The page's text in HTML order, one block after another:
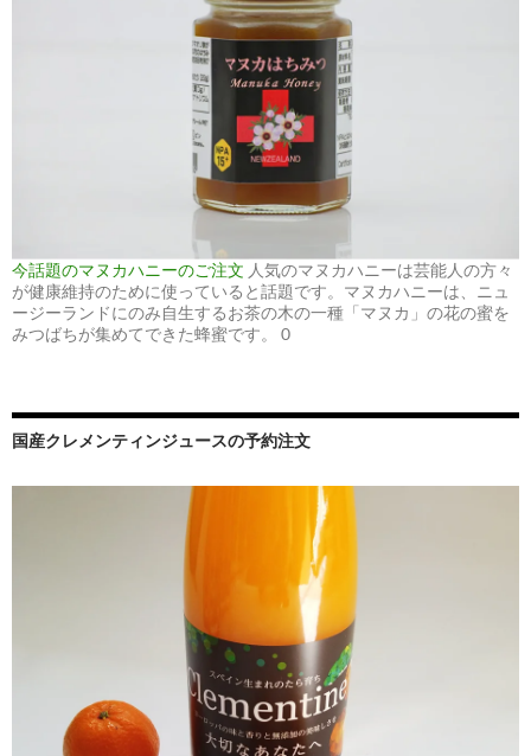
今話題のマヌカハニーのご注文 人気のマヌカハニーは芸能人の方々
が健康維持のために使っていると話題です。マヌカハニーは、ニュ
ージーランドにのみ自生するお茶の木の一種「マヌカ」の花の蜜を
みつばちが集めてできた蜂蜜です。 0
国産クレメンティンジュースの予約注文